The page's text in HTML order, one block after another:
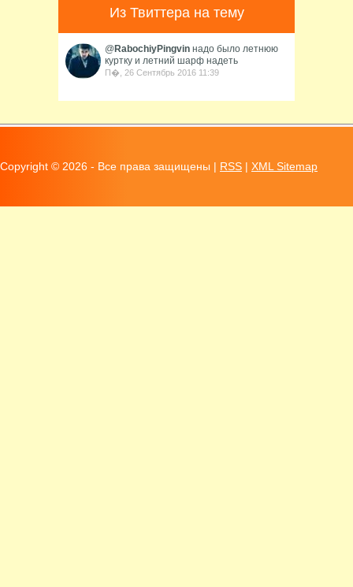
Из Твиттера на тему
@ RabochiyPingvin надо было летнюю
куртку и летний шарф надеть
П�, 26 Сентябрь 2016 11:39
Copyright © 2026 - Все права защищены | RSS | XML Sitemap